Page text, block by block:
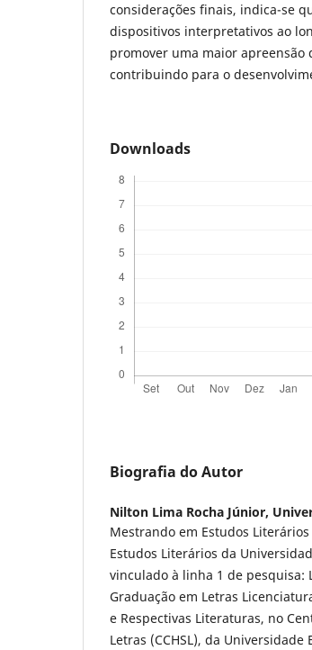
considerações finais, indica-se
dispositivos interpretativos ao
promover uma maior
contribuindo para o
Downloads
Biografia do Autor
Nilton Lima Rocha Júnior,
Mestrando em Estudos
Estudos Literários da
vinculado à linha 1 de pesquisa:
Graduação em Letras
e Respectivas Literaturas, no
Letras (CCHSL), da